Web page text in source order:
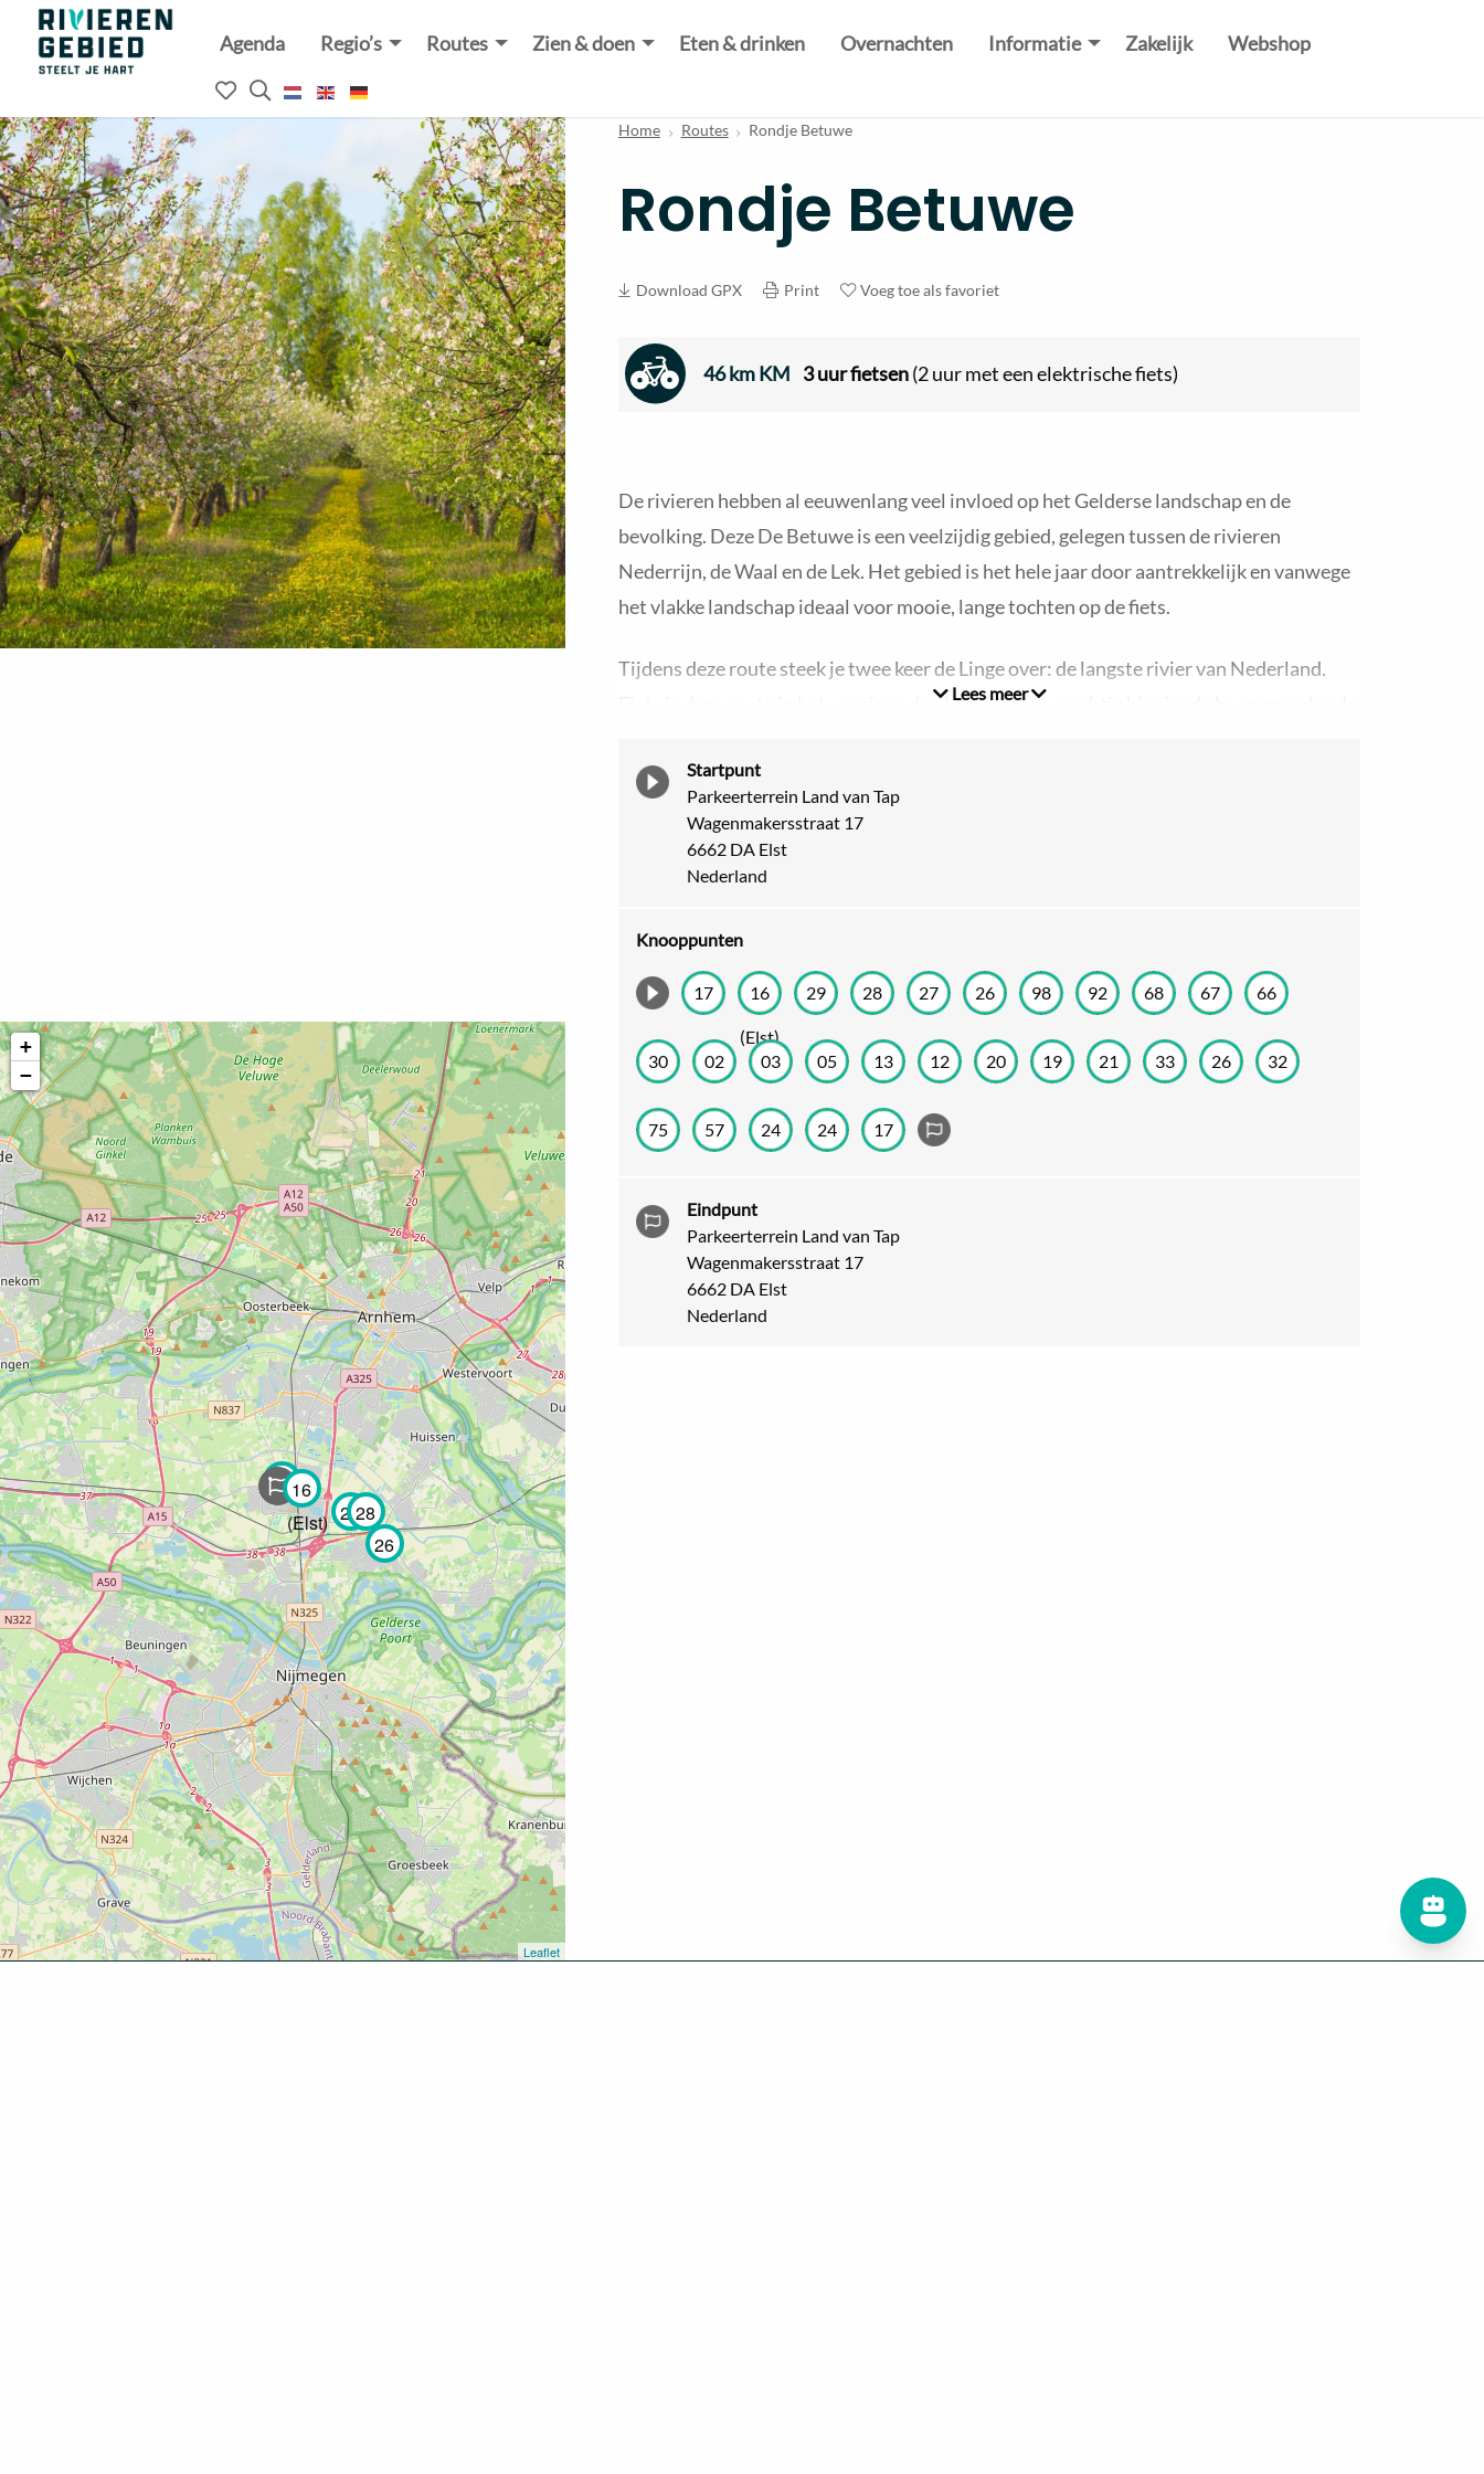
Rivierenland
website
Agenda Regio’s Routes Zien & doen Eten & drinken Overnachten Informatie Zakelijk Webshop
Mijn
favorieten
Open
het
1716
(Elst) 2928
26
+
−
Leaflet
Home Routes Rondje Betuwe
Rondje Betuwe
Download GPX Print Voeg toe als favoriet
46 km KM 3 uur fietsen(2 uur met een elektrische fiets)
De rivieren hebben al eeuwenlang veel invloed op het Gelderse landschap en de
bevolking. Deze De Betuwe is een veelzijdig gebied, gelegen tussen de rivieren
Nederrijn, de Waal en de Lek. Het gebied is het hele jaar door aantrekkelijk en vanwege
het vlakke landschap ideaal voor mooie, lange tochten op de fiets.
Tijdens deze route steek je twee keer de Linge over: de langste rivier van Nederland.
Fiets je deze route in het voorjaar, dan kom je langs prachtig bloeiende boomgaarden. In
gezellige dorpjes voor een tussenstop en spot je vogels in de waterrijke natuur! Ga je op
pad tijdens een warme zomerdag? De Rijkerswoerdse Plassen liggen op de route, dus
neem daar gerust een verfrissende duik.
Wist je dat je bij ons de Rivierenland Fietskaart kunt bestellen, waar je naast
schilderachtige fietsroutes ook bíjna alle fruitboomgaarden met bloesem op kunt
vinden? De fietskaart is een must voor fiets- en natuurliefhebbers die het Rivierenland
in ieder seizoen willen ontdekken, van de bloesem in het voorjaar tot boomgaarden vol
fruit in het najaar.
lokale verkooppunten
Lees meer
Startpunt
Parkeerterrein Land van Tap
Wagenmakersstraat 17
6662 DA Elst
Nederland
Knooppunten
17 16
(Elst)
29 28 27 26 98 92 68 67 66
30 02 03 05 13 12 20 19 21 33 26 32
75 57 24 24 17
Eindpunt
Parkeerterrein Land van Tap
Wagenmakersstraat 17
6662 DA Elst
Nederland